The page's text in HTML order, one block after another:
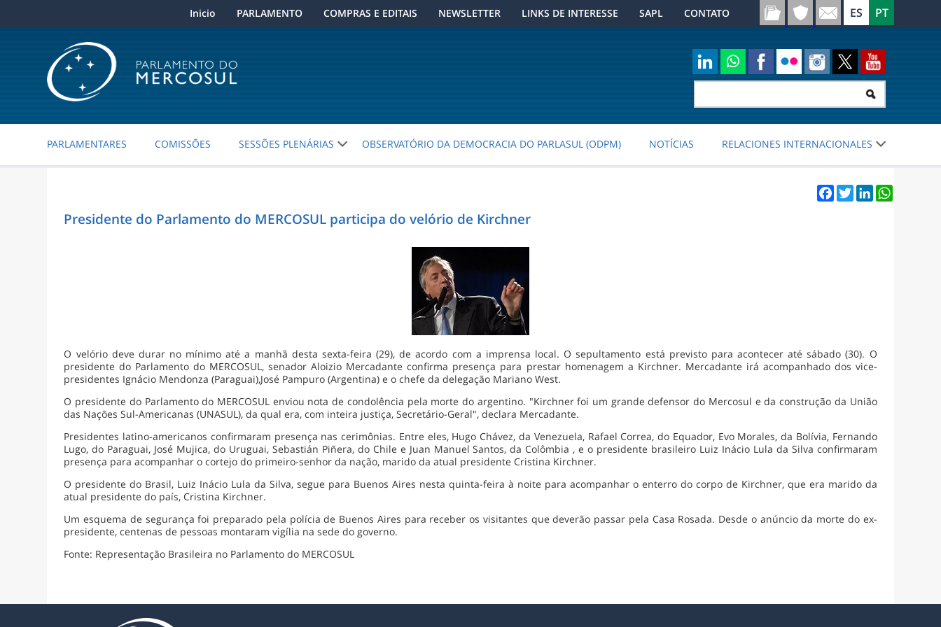
Inicio PARLAMENTO COMPRAS E EDITAIS NEWSLETTER LINKS DE INTERESSE SAPL CONTATO
PARLAMENTARES COMISSÕES SESSÕES PLENÁRIAS OBSERVATÓRIO DA DEMOCRACIA DO PARLASUL (ODPM) NOTÍCIAS RELACIONES INTERNACIONALES
Facebook
TwitterLinkedInWhatsApp
Presidente do Parlamento do MERCOSUL participa do velório de Kirchner
O velório deve durar no mínimo até a manhã desta sexta-feira (29), de acordo com a imprensa local. O sepultamento está previsto para acontecer até sábado (30). O
presidente do Parlamento do MERCOSUL, senador Aloizio Mercadante confirma presença para prestar homenagem a Kirchner. Mercadante irá acompanhado dos vice-
presidentes Ignácio Mendonza (Paraguai),José Pampuro (Argentina) e o chefe da delegação Mariano West.
O presidente do Parlamento do MERCOSUL enviou nota de condolência pela morte do argentino. "Kirchner foi um grande defensor do Mercosul e da construção da União
das Nações Sul-Americanas (UNASUL), da qual era, com inteira justiça, Secretário-Geral", declara Mercadante.
Presidentes latino-americanos confirmaram presença nas cerimônias. Entre eles, Hugo Chávez, da Venezuela, Rafael Correa, do Equador, Evo Morales, da Bolívia, Fernando
Lugo, do Paraguai, José Mujica, do Uruguai, Sebastián Piñera, do Chile e Juan Manuel Santos, da Colômbia , e o presidente brasileiro Luiz Inácio Lula da Silva confirmaram
presença para acompanhar o cortejo do primeiro-senhor da nação, marido da atual presidente Cristina Kirchner.
O presidente do Brasil, Luiz Inácio Lula da Silva, segue para Buenos Aires nesta quinta-feira à noite para acompanhar o enterro do corpo de Kirchner, que era marido da
atual presidente do país, Cristina Kirchner.
Um esquema de segurança foi preparado pela polícia de Buenos Aires para receber os visitantes que deverão passar pela Casa Rosada. Desde o anúncio da morte do ex-
presidente, centenas de pessoas montaram vigília na sede do governo.
Fonte: Representação Brasileira no Parlamento do MERCOSUL